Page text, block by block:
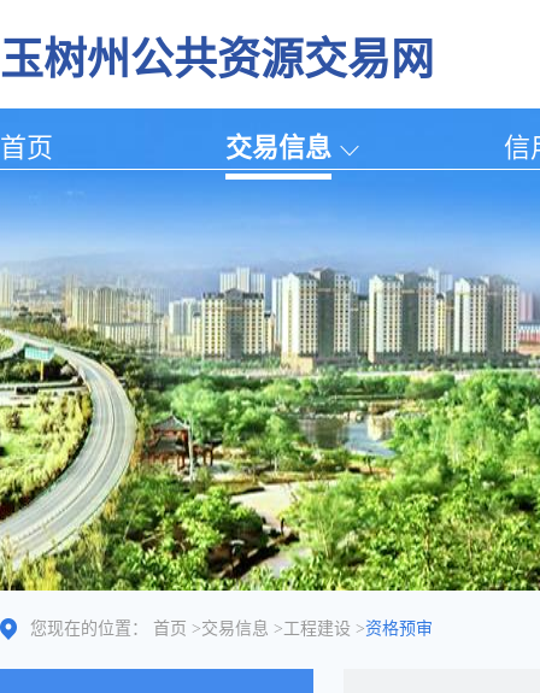
玉树州公共资源交易网
首页 交易信息 信
您现在的位置： 首页 >交易信息 >工程建设 >资格预审